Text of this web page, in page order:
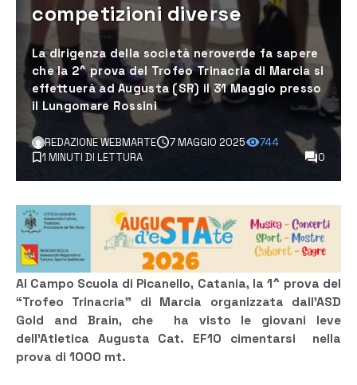
competizioni diverse
La dirigenza della società neroverde fa sapere
che la 2^ prova del Trofeo Trinacria di Marcia si
effettuerà ad Augusta (SR) il 31 Maggio presso
il Lungomare Rossini
REDAZIONE WEBMARTE 7 MAGGIO 2025
744
1 MINUTI DI LETTURA
0
Al Campo Scuola di Picanello, Catania, la 1^ prova del
“Trofeo Trinacria” di Marcia organizzata dall’ASD
Gold and Brain, che ha visto le giovani leve
dell’Atletica Augusta Cat. EF10 cimentarsi nella
prova di 1000 mt.